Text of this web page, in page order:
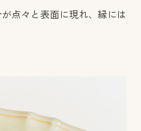
点々と表面に現れ、縁には